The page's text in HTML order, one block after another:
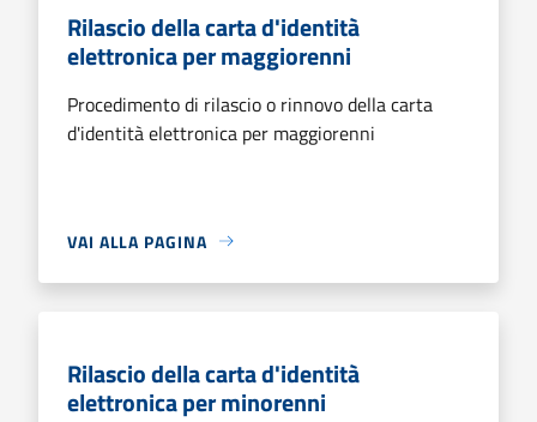
Rilascio della carta d'identità
elettronica per maggiorenni
Procedimento di rilascio o rinnovo della carta
d'identità elettronica per maggiorenni
VAI ALLA PAGINA
Rilascio della carta d'identità
elettronica per minorenni